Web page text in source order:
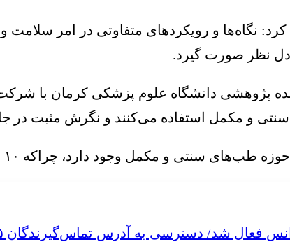
کرد: نگاه‌ها و رویکردهای متفاوتی در امر
نظر صورت گیرد.
و مکمل استفاده می‌کنند و نگرش مثبت در
چراکه ۱۰ درصد از این آمار به منظور درمان‌های نامناسب از این طب استفاده می کنند.